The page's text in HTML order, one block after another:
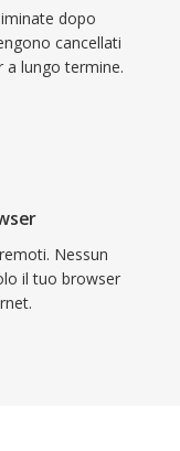
dopo
cancellati
lungo termine.
Nessun
il tuo browser